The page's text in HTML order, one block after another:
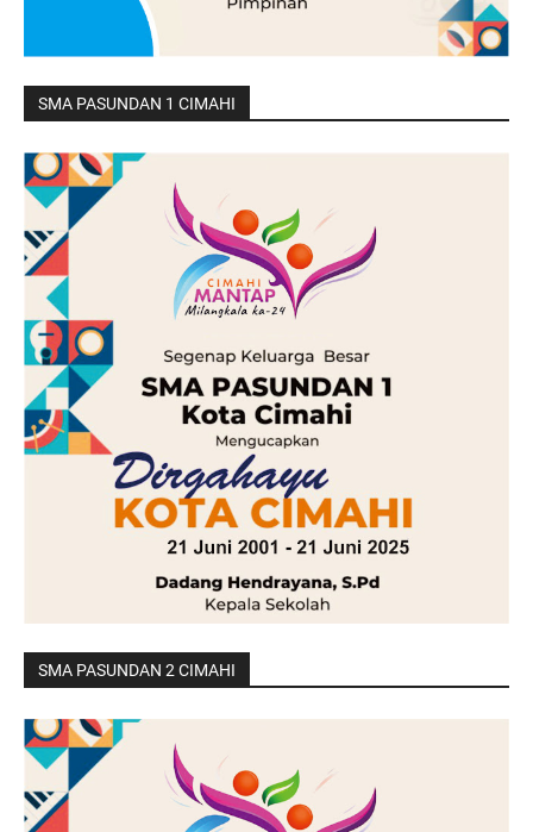
SMA PASUNDAN 1 CIMAHI
SMA PASUNDAN 2 CIMAHI